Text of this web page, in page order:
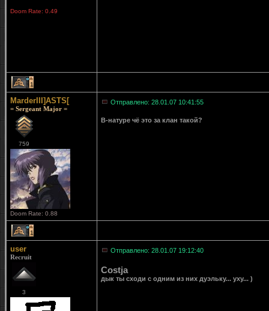
Doom Rate: 0.49
1
MarderIII]ASTS[
= Sergeant Major =
759
Doom Rate: 0.88
Отправлено: 28.01.07 10:41:55
В-натуре чё это за клан такой?
1
user
Recruit
3
Отправлено: 28.01.07 19:12:40
Costja
дык ты сходи с одним из них дуэльку... уху... )